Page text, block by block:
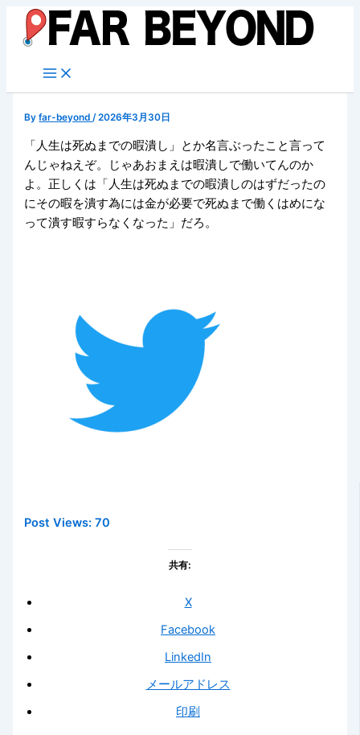
キ
Byfar-beyond/2026年3月30日
「人生は死ぬまでの暇潰し」とか名言ぶったこと言って
んじゃねえぞ。じゃあおまえは暇潰しで働いてんのか
よ。正しくは「人生は死ぬまでの暇潰しのはずだったの
にその暇を潰す為には金が必要で死ぬまで働くはめにな
って潰す暇すらなくなった」だろ。
Post Views: 70
共有:
X
Facebook
LinkedIn
メールアドレス
印刷